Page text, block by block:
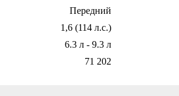
Передний
1,6 (114 л.с.)
6.3 л - 9.3 л
71 202